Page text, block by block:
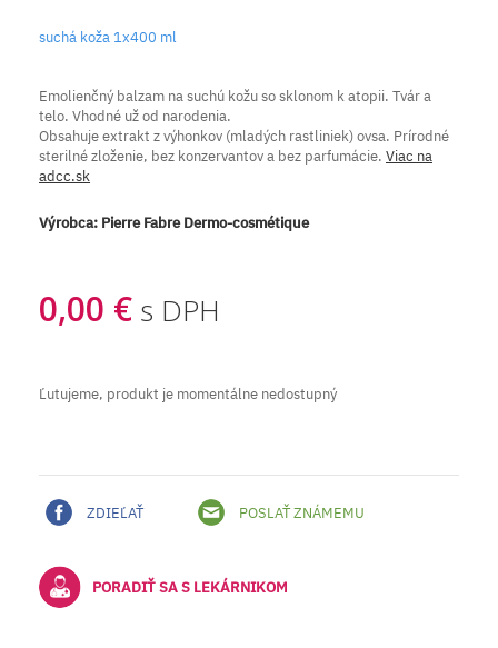
suchá koža 1x400 ml
Emolienčný balzam na suchú kožu so sklonom k atopii. Tvár a
telo. Vhodné už od narodenia.
Obsahuje extrakt z výhonkov (mladých rastliniek) ovsa. Prírodné
sterilné zloženie, bez konzervantov a bez parfumácie. Viac na
adcc.sk
Výrobca: Pierre Fabre Dermo-cosmétique
0,00 € s DPH
Ľutujeme, produkt je momentálne nedostupný
ZDIEĽAŤ POSLAŤ ZNÁMEMU
PORADIŤ SA S LEKÁRNIKOM